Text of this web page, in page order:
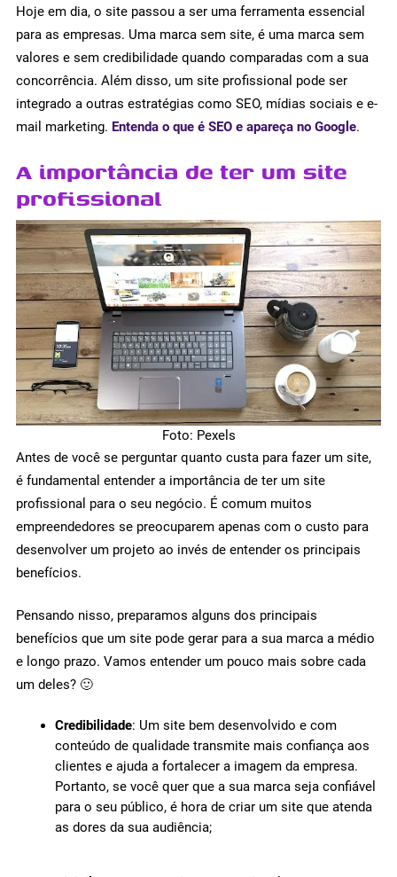
Hoje em dia, o site passou a ser uma ferramenta essencial
para as empresas. Uma marca sem site, é uma marca sem
valores e sem credibilidade quando comparadas com a sua
concorrência. Além disso, um site profissional pode ser
integrado a outras estratégias como SEO, mídias sociais e e-
mail marketing. Entenda o que é SEO e apareça no Google.
A importância de ter um site
profissional
Foto: Pexels
Antes de você se perguntar quanto custa para fazer um site,
é fundamental entender a importância de ter um site
profissional para o seu negócio. É comum muitos
empreendedores se preocuparem apenas com o custo para
desenvolver um projeto ao invés de entender os principais
benefícios.
Pensando nisso, preparamos alguns dos principais
benefícios que um site pode gerar para a sua marca a médio
e longo prazo. Vamos entender um pouco mais sobre cada
um deles? 🙂
Credibilidade: Um site bem desenvolvido e com
conteúdo de qualidade transmite mais confiança aos
clientes e ajuda a fortalecer a imagem da empresa.
Portanto, se você quer que a sua marca seja confiável
para o seu público, é hora de criar um site que atenda
as dores da sua audiência;